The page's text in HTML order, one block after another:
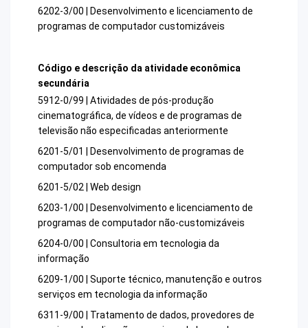
6202-3/00 | Desenvolvimento e licenciamento de
programas de computador customizáveis
Código e descrição da atividade econômica
secundária
5912-0/99 | Atividades de pós-produção
cinematográfica, de vídeos e de programas de
televisão não especificadas anteriormente
6201-5/01 | Desenvolvimento de programas de
computador sob encomenda
6201-5/02 | Web design
6203-1/00 | Desenvolvimento e licenciamento de
programas de computador não-customizáveis
6204-0/00 | Consultoria em tecnologia da
informação
6209-1/00 | Suporte técnico, manutenção e outros
serviços em tecnologia da informação
6311-9/00 | Tratamento de dados, provedores de